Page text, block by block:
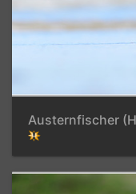
Austernfischer